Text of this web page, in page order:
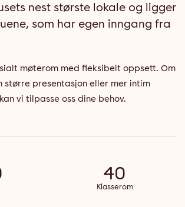
nest største lokale og ligger
som har egen inngang fra
møterom med fleksibelt oppsett. Om
større presentasjon eller mer intim
vi tilpasse oss dine behov.
40
Klasserom